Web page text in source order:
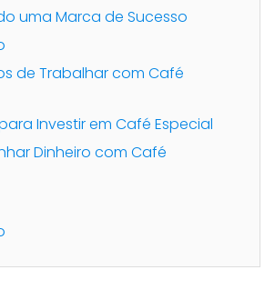
uma Marca de Sucesso
de Trabalhar com Café
Investir em Café Especial
Dinheiro com Café